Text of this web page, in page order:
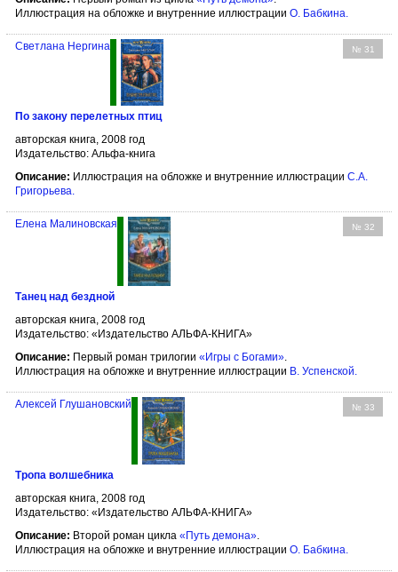
Иллюстрация на обложке и внутренние иллюстрации О. Бабкина
№ 31
Светлана Нергина
По закону перелетных птиц
авторская книга, 2008 год
Издательство: Альфа-книга
Описание: Иллюстрация на обложке и внутренние иллюстрации С.А.
Григорьева.
№ 32
Елена Малиновская
Танец над бездной
авторская книга, 2008 год
Издательство: «Издательство АЛЬФА-КНИГА»
Описание: Первый роман трилогии «Игры с Богами»
Иллюстрация на обложке и внутренние иллюстрации В. Успенской
№ 33
Алексей Глушановский
Тропа волшебника
авторская книга, 2008 год
Издательство: «Издательство АЛЬФА-КНИГА»
Описание: Второй роман цикла «Путь демона»
Иллюстрация на обложке и внутренние иллюстрации О. Бабкина